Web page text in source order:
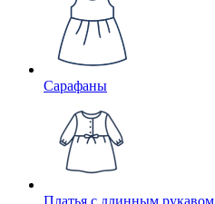
Сарафаны
Платья с длинным рукавом